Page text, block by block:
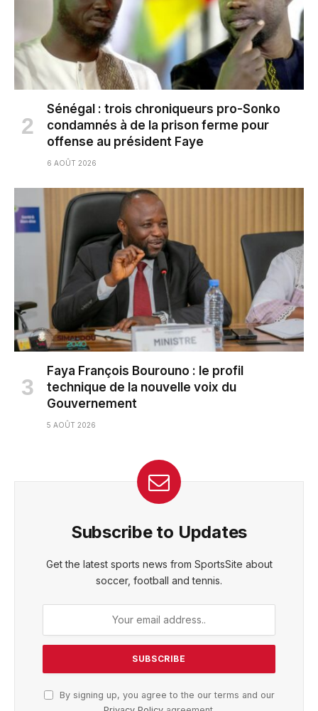
Sénégal : trois chroniqueurs pro-Sonko
condamnés à de la prison ferme pour
offense au président Faye
6 AOÛT 2026
Faya François Bourouno : le profil
technique de la nouvelle voix du
Gouvernement
5 AOÛT 2026
Subscribe to Updates
Get the latest sports news from SportsSite about
soccer, football and tennis.
By signing up, you agree to the our terms and our